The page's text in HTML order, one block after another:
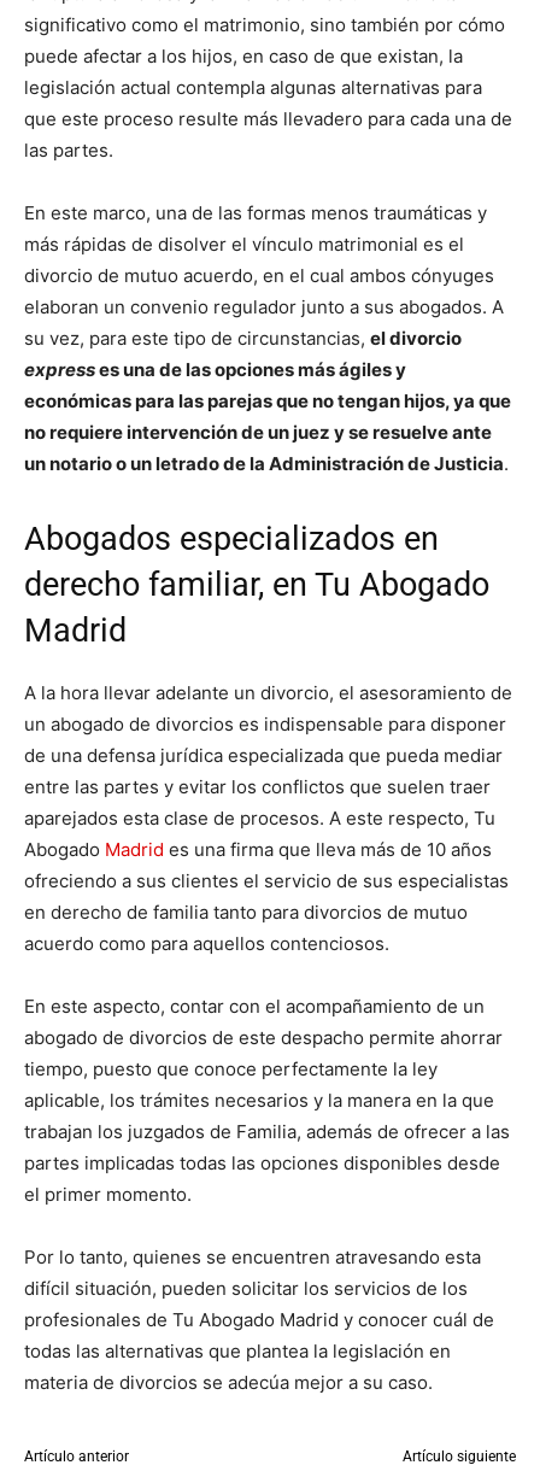
significativo como el matrimonio, sino también por cómo
puede afectar a los hijos, en caso de que existan, la
legislación actual contempla algunas alternativas para
que este proceso resulte más llevadero para cada una de
las partes.
En este marco, una de las formas menos traumáticas y
más rápidas de disolver el vínculo matrimonial es el
divorcio de mutuo acuerdo, en el cual ambos cónyuges
elaboran un convenio regulador junto a sus abogados. A
su vez, para este tipo de circunstancias, el divorcio
expresses una de las opciones más ágiles y
económicas para las parejas que no tengan hijos, ya que
no requiere intervención de un juez y se resuelve ante
un notario o un letrado de la Administración de Justicia.
Abogados especializados en
derecho familiar, en Tu Abogado
Madrid
A la hora llevar adelante un divorcio, el asesoramiento de
un abogado de divorcios es indispensable para disponer
de una defensa jurídica especializada que pueda mediar
entre las partes y evitar los conflictos que suelen traer
aparejados esta clase de procesos. A este respecto, Tu
Abogado Madrid es una firma que lleva más de 10 años
ofreciendo a sus clientes el servicio de sus especialistas
en derecho de familia tanto para divorcios de mutuo
acuerdo como para aquellos contenciosos.
En este aspecto, contar con el acompañamiento de un
abogado de divorcios de este despacho permite ahorrar
tiempo, puesto que conoce perfectamente la ley
aplicable, los trámites necesarios y la manera en la que
trabajan los juzgados de Familia, además de ofrecer a las
partes implicadas todas las opciones disponibles desde
el primer momento.
Por lo tanto, quienes se encuentren atravesando esta
difícil situación, pueden solicitar los servicios de los
profesionales de Tu Abogado Madrid y conocer cuál de
todas las alternativas que plantea la legislación en
materia de divorcios se adecúa mejor a su caso.
Artículo anterior Artículo siguiente